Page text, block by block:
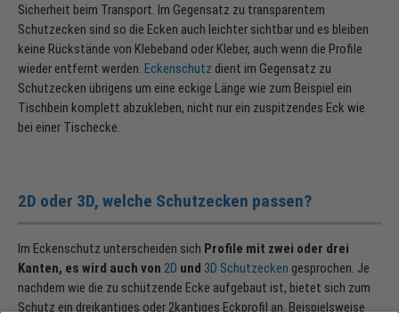
Sicherheit beim Transport. Im Gegensatz zu transparentem
Schutzecken sind so die Ecken auch leichter sichtbar und es bleiben
keine Rückstände von Klebeband oder Kleber, auch wenn die Profile
wieder entfernt werden. Eckenschutz dient im Gegensatz zu
Schutzecken übrigens um eine eckige Länge wie zum Beispiel ein
Tischbein komplett abzukleben, nicht nur ein zuspitzendes Eck wie
bei einer Tischecke.
2D oder 3D, welche Schutzecken passen?
Im Eckenschutz unterscheiden sich Profile mit zwei oder drei
Kanten, es wird auch von 2D und 3D Schutzecken gesprochen. Je
nachdem wie die zu schützende Ecke aufgebaut ist, bietet sich zum
Schutz ein dreikantiges oder 2kantiges Eckprofil an. Beispielsweise